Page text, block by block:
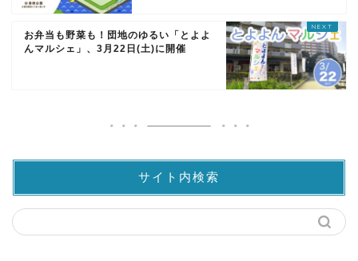
お弁当も野菜も！団地のゆるい「とよよ
んマルシェ」、3月22日(土)に開催
サイト内検索